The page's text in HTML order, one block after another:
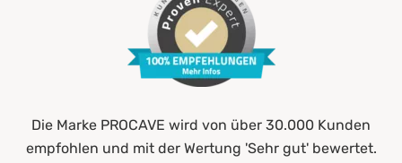
Die Marke PROCAVE wird von über 30.000 Kunden
empfohlen und mit der Wertung 'Sehr gut' bewertet.